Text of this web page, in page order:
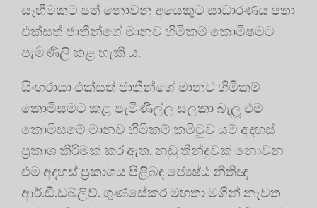
සෑහීමකට පත් නොවන අයෙකුට සාධාරණය පතා
එක්සත් ජාතීන්ගේ මානව හිමිකම් කොමිෂමට
පැමිණිලි කළ හැකි ය.
සිංහරාසා එක්සත් ජාතීන්ගේ මානව හිමිකම්
කොමිසමට කළ පැමිණිල්ල සලකා බැලූ එම
කොමිසමේ මානව හිමිකම් කමිටුව යම් අදහස්
ප්‍රකාශ කිරීමක් කර ඇත. නඩු තීන්දුවක් නොවන
එම අදහස් ප්‍රකාශය පිළිබඳ ජ්‍යෙෂ්ඨ නීතිඥ
ආර්.ඩී.ඩබ්ලිව්. ගුණසේකර මහතා මගින් නැවත